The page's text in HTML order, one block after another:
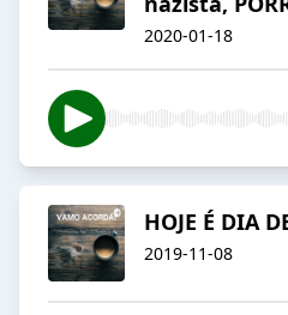
2020-01-18
HOJE É DIA
2019-11-08